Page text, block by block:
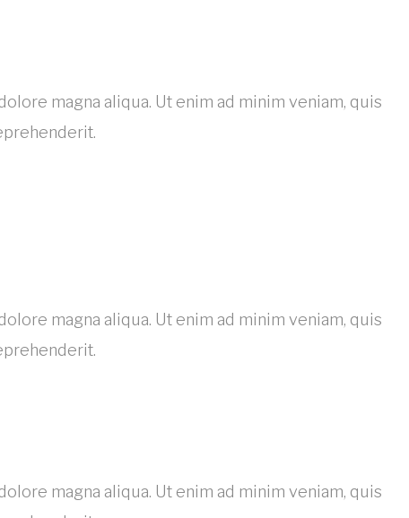
magna aliqua. Ut enim ad minim veniam, quis
magna aliqua. Ut enim ad minim veniam, quis
magna aliqua. Ut enim ad minim veniam, quis